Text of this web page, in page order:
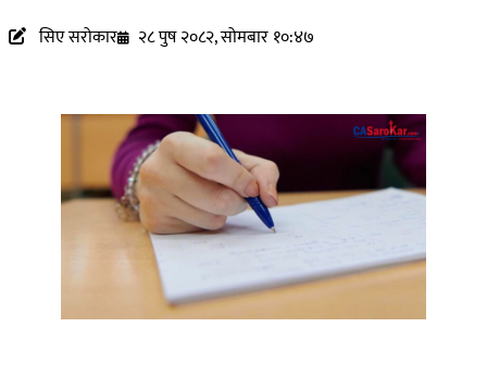
सिए सरोकार २८ पुष २०८२, सोमबार १०:४७